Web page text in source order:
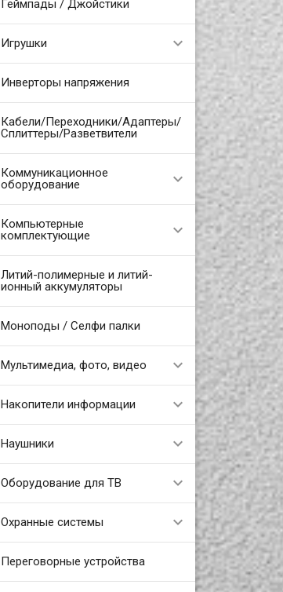
Геймпады / Джойстики
Игрушки
Инверторы напряжения
Кабели/Переходники/Адаптеры/
Сплиттеры/Разветвители
Коммуникационное
оборудование
Компьютерные
комплектующие
Литий-полимерные и литий-
ионный аккумуляторы
Моноподы / Селфи палки
Мультимедиа, фото, видео
Накопители информации
Наушники
Оборудование для ТВ
Охранные системы
Переговорные устройства